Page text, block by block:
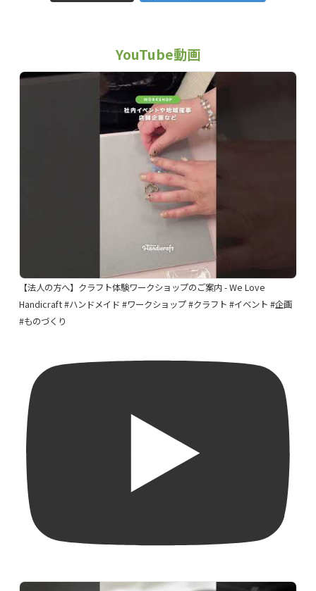
YouTube動画
【法人の方へ】クラフト体験ワークショップのご案内 - We Love
Handicraft #ハンドメイド #ワークショップ #クラフト #イベント #企画
#ものづくり